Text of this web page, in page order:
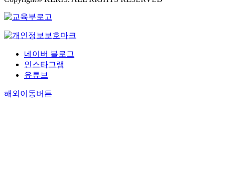
네이버 블로그
인스타그램
유튜브
해외이동버튼